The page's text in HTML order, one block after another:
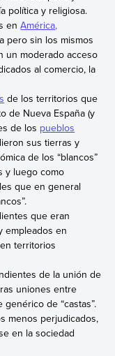
política y religiosa.
enAmérica,
pero sin los mismos
un moderado acceso
al comercio, la
de los territorios que
de Nueva España (y
de los pueblos
sus tierras y
de los “blancos”
y luego como
que en general
que eran
empleados en
territorios
de la unión de
uniones entre
de “castas”.
menos perjudicados,
en la sociedad